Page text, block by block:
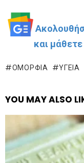
και
ΟΜΟΡΦΙΆ ΥΓΕΊΑ
YOU MAY ALSO